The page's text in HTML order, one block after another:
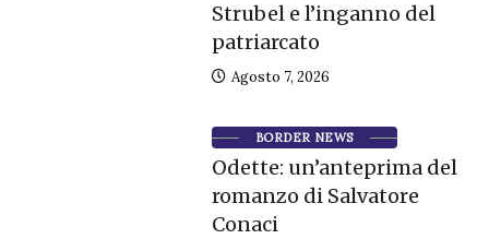
Strubel e l’inganno del
patriarcato
Agosto 7, 2026
BORDER NEWS
Odette: un’anteprima del
romanzo di Salvatore
Conaci